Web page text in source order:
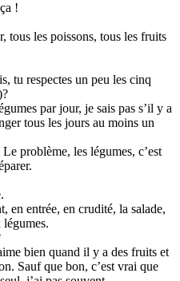
!
tous les poissons, tous les fruits
tu respectes un peu les cinq
par jour, je sais pas s’il y a
tous les jours au moins un
problème, les légumes, c’est
en entrée, en crudité, la salade,
légumes.
bien quand il y a des fruits et
Sauf que bon, c’est vrai que